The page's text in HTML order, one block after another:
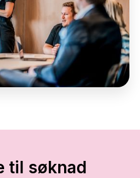
til søknad